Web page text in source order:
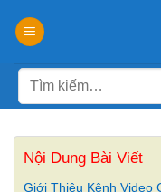
đến
dungTìm
kiếm:
Nội Dung Bài Viết
Giới Thiệu Kênh Video